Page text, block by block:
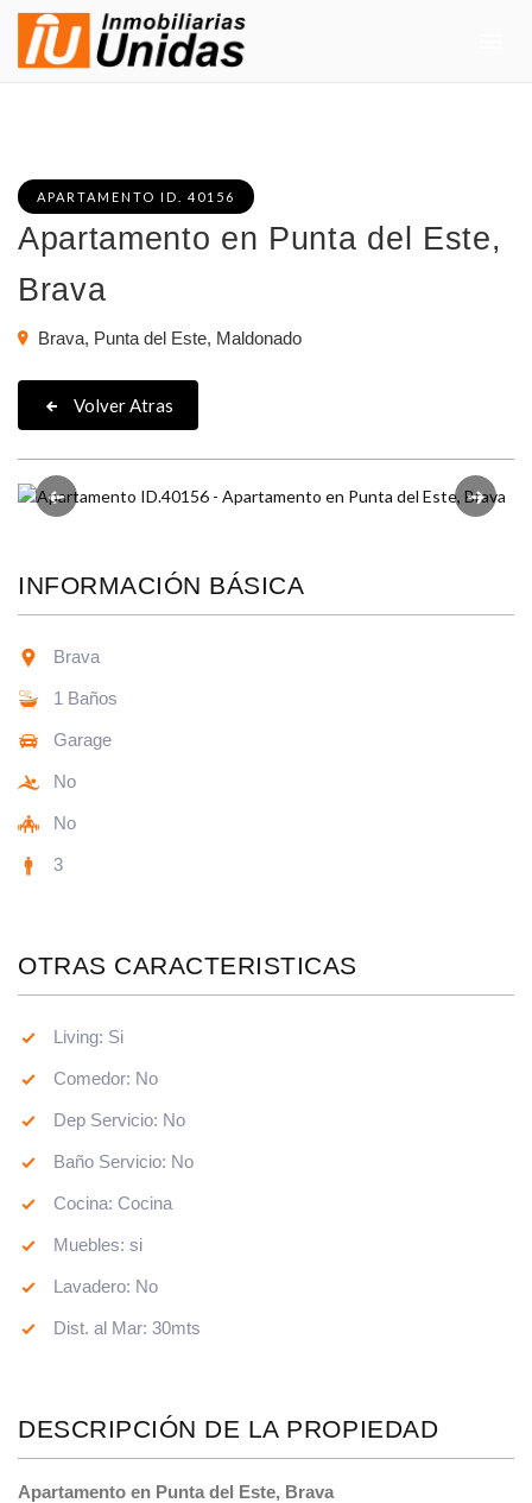
APARTAMENTO ID. 40156
Apartamento en Punta del Este,
Brava
Brava, Punta del Este, Maldonado
Volver Atras
Anterior
INFORMACIÓN BÁSICA
Brava
1 Baños
Garage
No
No
3
OTRAS CARACTERISTICAS
Living: Si
Comedor: No
Dep Servicio: No
Baño Servicio: No
Cocina: Cocina
Muebles: si
Lavadero: No
Dist. al Mar: 30mts
DESCRIPCIÓN DE LA PROPIEDAD
Apartamento en Punta del Este, Brava